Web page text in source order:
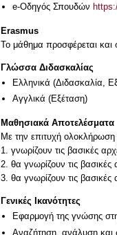
e-Οδηγός Σπουδών
Erasmus
Το μάθημα προσφέρεται και
Γλώσσα Διδασκαλίας
Ελληνικά (Διδασκαλία,
Αγγλικά (Εξέταση)
Μαθησιακά Αποτελέσματα
Με την επιτυχή ολοκλήρωση
1. γνωρίζουν τις βασικές
2. θα γνωρίζουν τις
3. θα γνωρίζουν τις
Γενικές Ικανότητες
Εφαρμογή της γνώσης
Αναζήτηση, ανάλυση και